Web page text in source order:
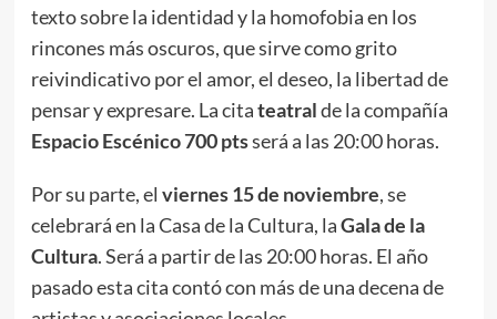
texto sobre la identidad y la homofobia en los
rincones más oscuros, que sirve como grito
reivindicativo por el amor, el deseo, la libertad de
pensar y expresare. La citateatralde la compañía
Espacio Escénico 700 ptsserá a las 20:00 horas.
Por su parte, el viernes 15 de noviembre, se
celebrará en la Casa de la Cultura, laGala de la
Cultura. Será a partir de las 20:00 horas. El año
pasado esta cita contó con más de una decena de